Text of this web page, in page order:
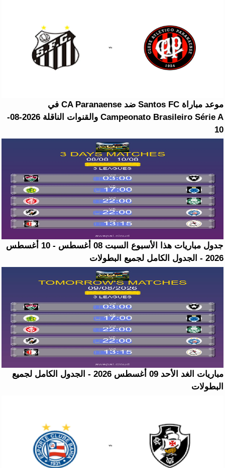
موعد مباراة Santos FC ضد CA Paranaense في
Campeonato Brasileiro Série A والقنوات الناقلة 2026-08-
10
جدول مباريات هذا الأسبوع السبت 08 أغسطس - 10 أغسطس
2026 - الجدول الكامل لجميع البطولات
مباريات الغد الأحد 09 أغسطس 2026 - الجدول الكامل لجميع
البطولات